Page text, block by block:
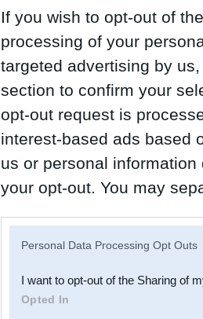
If you wish to opt-out of
processing of your
targeted advertising by
section to confirm your
opt-out request is
interest-based ads based
us or personal
your opt-out. You may
Downstream Participants
third parties.
Personal Data Processing Opt Outs
I want to opt-out of the Sharing of
Opted In